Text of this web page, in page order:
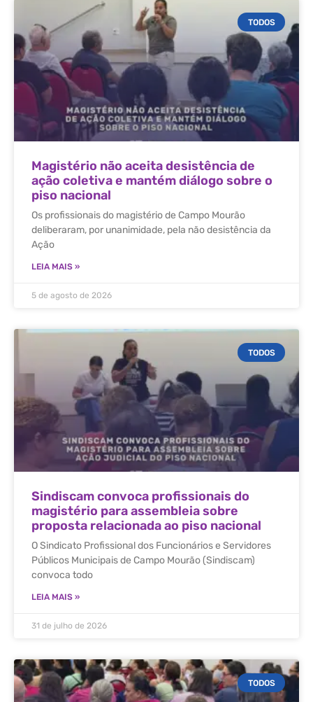
TODOS
Magistério não aceita desistência de
ação coletiva e mantém diálogo sobre o
piso nacional
Os profissionais do magistério de Campo Mourão
deliberaram, por unanimidade, pela não desistência da
Ação
LEIA MAIS »
5 de agosto de 2026
TODOS
Sindiscam convoca profissionais do
magistério para assembleia sobre
proposta relacionada ao piso nacional
O Sindicato Profissional dos Funcionários e Servidores
Públicos Municipais de Campo Mourão (Sindiscam)
convoca todo
LEIA MAIS »
31 de julho de 2026
TODOS